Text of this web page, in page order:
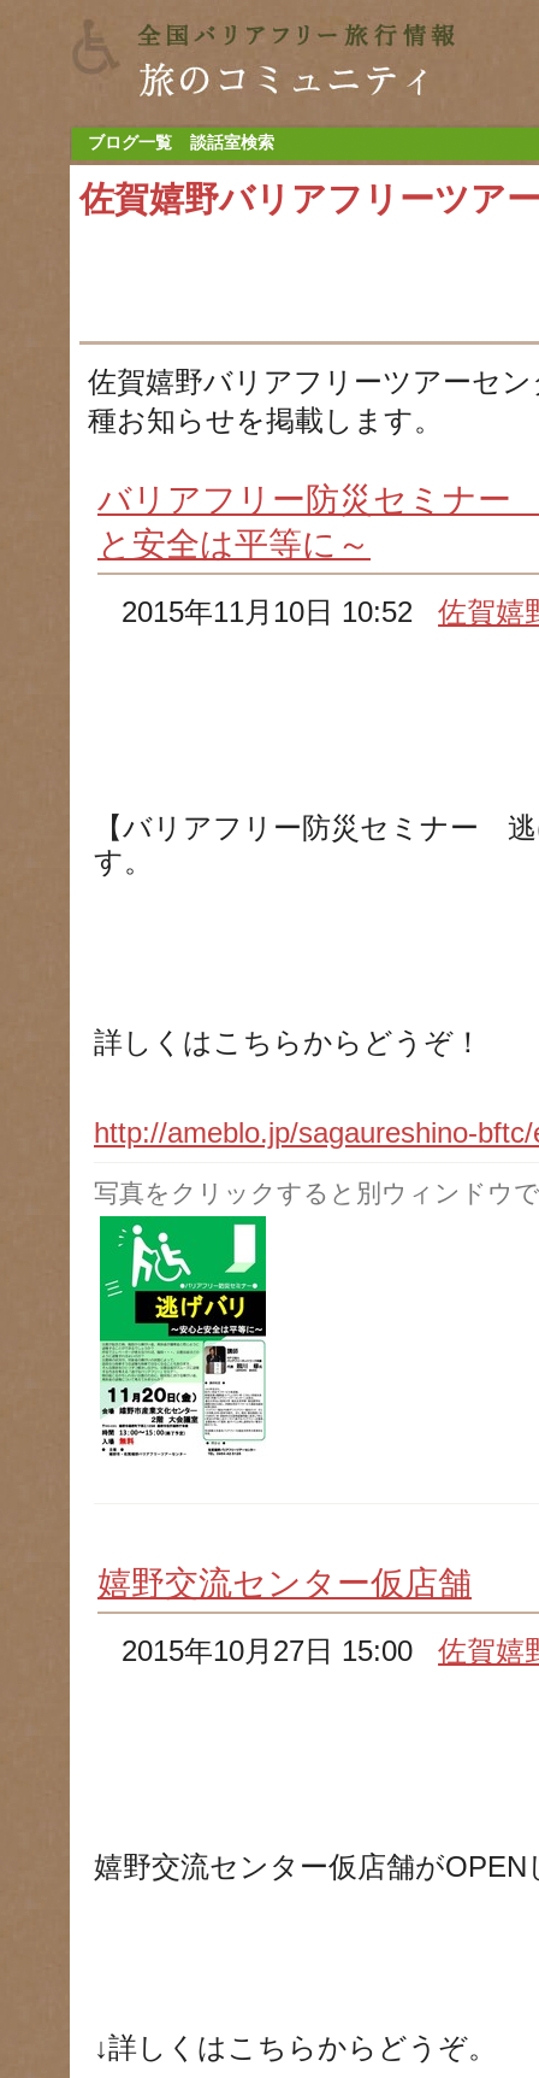
ブログ一覧 談話室検索
佐賀嬉野バリアフリーツア
佐賀嬉野バリアフリーツアーセ
種お知らせを掲載します。
バリアフリー防災セミナ
と安全は平等に～
2015年11月10日 10:52佐賀嬉
【バリアフリー防災セミナー
す。
詳しくはこちらからどうぞ！
http://ameblo.jp/sagaureshino-
写真をクリックすると別ウィンドウ
嬉野交流センター仮店舗
2015年10月27日 15:00佐賀嬉
嬉野交流センター仮店舗がOPEN
↓詳しくはこちらからどうぞ。